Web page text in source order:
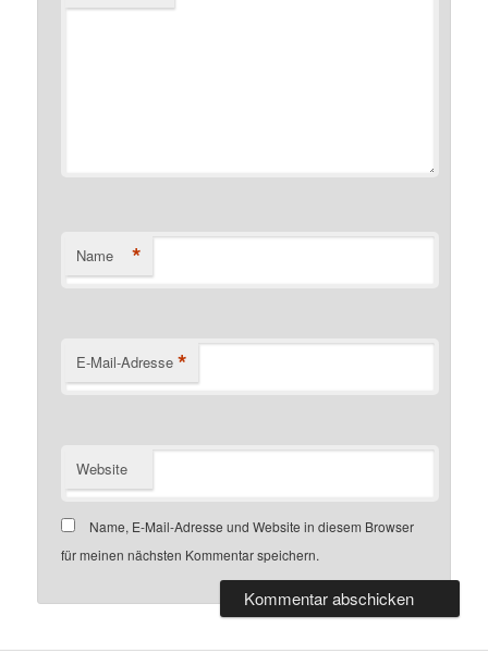
Name *
E-Mail-Adresse *
Website
Name, E-Mail-Adresse und Website in diesem Browser
für meinen nächsten Kommentar speichern.